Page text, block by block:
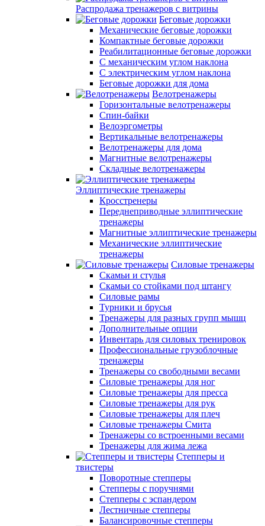
Распродажа тренажеров с витрины
Беговые дорожки
Механические беговые дорожки
Компактные беговые дорожки
Реабилитационные беговые дорожки
С механическим углом наклона
С электрическим углом наклона
Беговые дорожки для дома
Велотренажеры
Горизонтальные велотренажеры
Спин-байки
Велоэргометры
Вертикальные велотренажеры
Велотренажеры для дома
Магнитные велотренажеры
Складные велотренажеры
Эллиптические тренажеры
Кросстренеры
Переднеприводные эллиптические
тренажеры
Магнитные эллиптические тренажеры
Механические эллиптические
тренажеры
Силовые тренажеры
Скамьи и стулья
Скамьи со стойками под штангу
Силовые рамы
Турники и брусья
Тренажеры для разных групп мышц
Дополнительные опции
Инвентарь для силовых тренировок
Профессиональные грузоблочные
тренажеры
Тренажеры со свободными весами
Силовые тренажеры для ног
Силовые тренажеры для пресса
Силовые тренажеры для рук
Силовые тренажеры для плеч
Силовые тренажеры Смита
Тренажеры со встроенными весами
Тренажеры для жима лежа
Степперы и
твистеры
Поворотные степперы
Степперы с поручнями
Степперы с эспандером
Лестничные степперы
Балансировочные степперы